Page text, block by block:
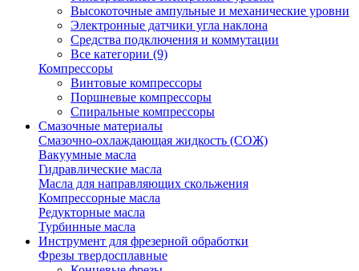
Высокоточные ампульные и механические уровни
Электронные датчики угла наклона
Средства подключения и коммутации
Все категории (9)
Компрессоры
Винтовые компрессоры
Поршневые компрессоры
Спиральные компрессоры
Смазочные материалы
Смазочно-охлаждающая жидкость (СОЖ)
Вакуумные масла
Гидравлические масла
Масла для направляющих скольжения
Компрессорные масла
Редукторные масла
Турбинные масла
Инструмент для фрезерной обработки
Фрезы твердосплавные